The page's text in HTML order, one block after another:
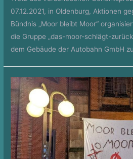
07.12.2021, in Oldenburg, Aktionen
Bündnis „Moor bleibt Moor“
die Gruppe „das-moor-schlägt-
dem Gebäude der Autobahn GmbH